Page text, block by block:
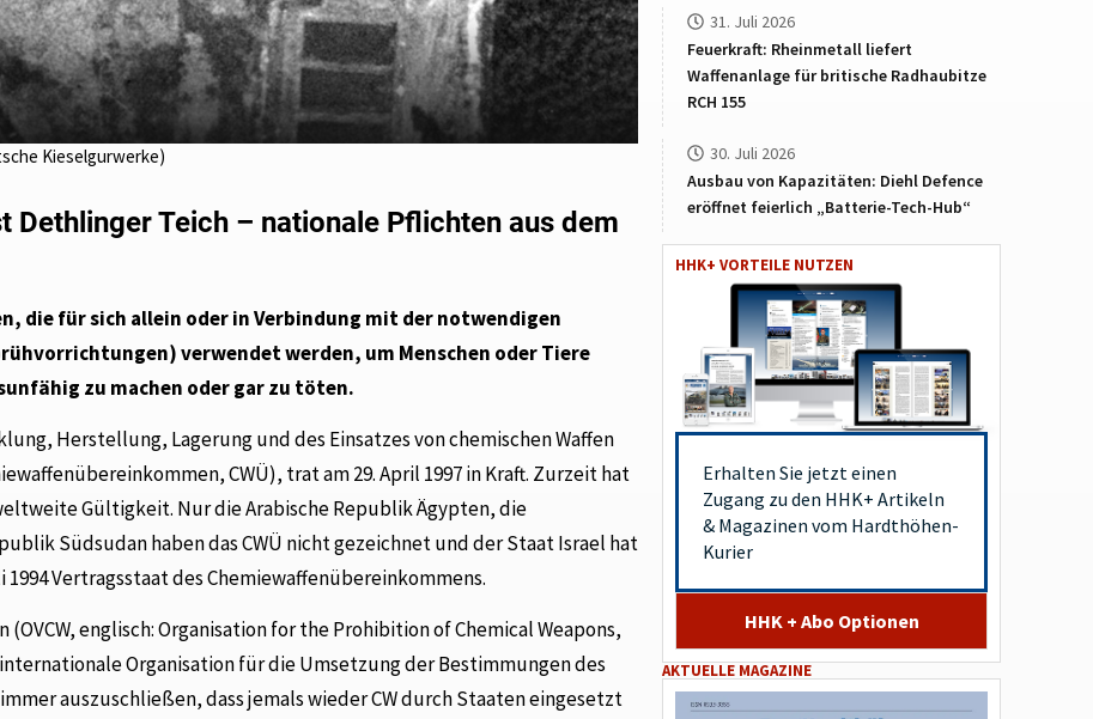
Kieselgurwerke)
Dethlinger Teich – nationale Pflichten aus dem
die für sich allein oder in Verbindung mit der notwendigen
verwendet werden, um Menschen oder Tiere
zu machen oder gar zu töten.
Herstellung, Lagerung und des Einsatzes von chemischen Waffen
CWÜ), trat am 29. April 1997 in Kraft. Zurzeit hat
Gültigkeit. Nur die Arabische Republik Ägypten, die
Südsudan haben das CWÜ nicht gezeichnet und der Staat Israel hat
Vertragsstaat des Chemiewaffenübereinkommens.
englisch: Organisation for the Prohibition of Chemical Weapons,
Organisation für die Umsetzung der Bestimmungen des
auszuschließen, dass jemals wieder CW durch Staaten eingesetzt
31. Juli 2026
Feuerkraft: Rheinmetall liefert
Waffenanlage für britische Radhaubitze
RCH 155
30. Juli 2026
Ausbau von Kapazitäten: Diehl Defence
eröffnet feierlich „Batterie-Tech-Hub“
HHK+ VORTEILE NUTZEN
Erhalten Sie jetzt einen
Zugang zu den HHK+ Artikeln
& Magazinen vom Hardthöhen-
Kurier
HHK + Abo Optionen
AKTUELLE MAGAZINE